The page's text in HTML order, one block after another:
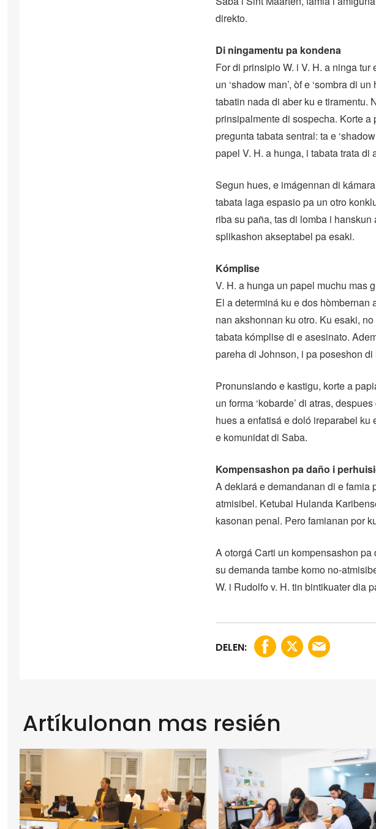
direkto.
Di ningamentu pa kondena
For di prinsipio W. i V. H. a ninga
un ‘shadow man’, òf e ‘sombra di
tabatin nada di aber ku e tiramentu.
prinsipalmente di sospecha. Korte
pregunta tabata sentral: ta e
papel V. H. a hunga, i tabata trata di
Segun hues, e imágennan di
tabata laga espasio pa un otro
riba su paña, tas di lomba i
splikashon akseptabel pa esaki.
Kómplise
V. H. a hunga un papel muchu mas
El a determiná ku e dos hòmbernan
nan akshonnan ku otro. Ku esaki,
tabata kómplise di e asesinato.
pareha di Johnson, i pa poseshon di
Pronunsiando e kastigu, korte a
un forma ‘kobarde’ di atras,
hues a enfatisá e doló ireparabel
e komunidat di Saba.
Kompensashon pa daño i
A deklará e demandanan di e famia
atmisibel. Ketubai Hulanda
kasonan penal. Pero famianan por
A otorgá Carti un kompensashon
su demanda tambe komo no-
W. i Rudolfo v. H. tin bintikuater dia
DELEN:
Artíkulonan mas resién